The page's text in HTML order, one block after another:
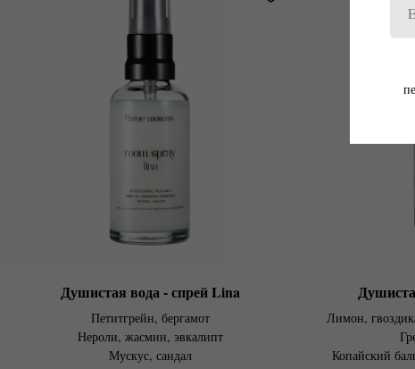
Душистая вода - спрей Lina
Петитгрейн, бергамот
Нероли, жасмин, эвкалипт
Мускус, сандал
Лимон,
Копайский